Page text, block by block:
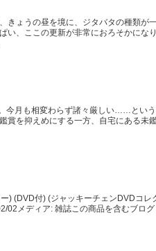
きょうの昼を境に、ジタバタの種類
い、ここの更新が非常におろそかにな
今月も相変わらず諸々厳しい……とい
賞を抑えめにする一方、自宅にある未
) (DVD付) (ジャッキーチェンDVDコレ
02メディア: 雑誌この商品を含むブロ